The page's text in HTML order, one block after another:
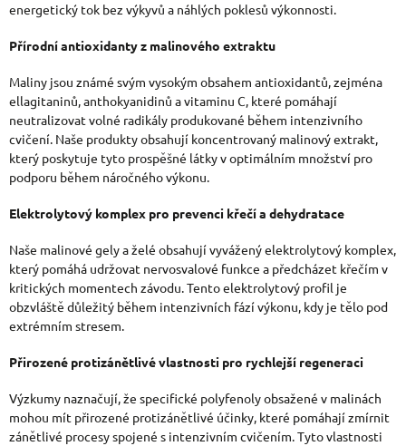
energetický tok bez výkyvů a náhlých poklesů výkonnosti.
Přírodní antioxidanty z malinového extraktu
Maliny jsou známé svým vysokým obsahem antioxidantů, zejména
ellagitaninů, anthokyanidinů a vitaminu C, které pomáhají
neutralizovat volné radikály produkované během intenzivního
cvičení. Naše produkty obsahují koncentrovaný malinový extrakt,
který poskytuje tyto prospěšné látky v optimálním množství pro
podporu během náročného výkonu.
Elektrolytový komplex pro prevenci křečí a dehydratace
Naše malinové gely a želé obsahují vyvážený elektrolytový komplex,
který pomáhá udržovat nervosvalové funkce a předcházet křečím v
kritických momentech závodu. Tento elektrolytový profil je
obzvláště důležitý během intenzivních fází výkonu, kdy je tělo pod
extrémním stresem.
Přirozené protizánětlivé vlastnosti pro rychlejší regeneraci
Výzkumy naznačují, že specifické polyfenoly obsažené v malinách
mohou mít přirozené protizánětlivé účinky, které pomáhají zmírnit
zánětlivé procesy spojené s intenzivním cvičením. Tyto vlastnosti